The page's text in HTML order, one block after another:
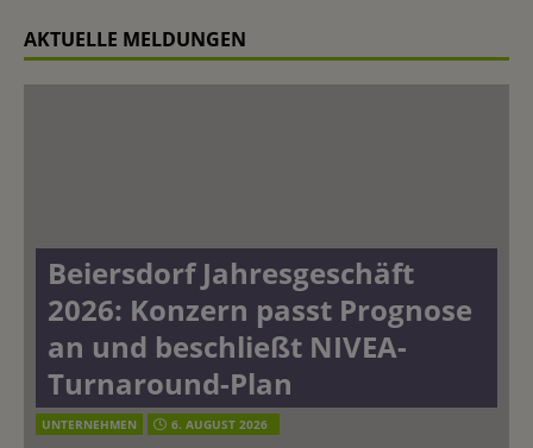
AKTUELLE MELDUNGEN
Beiersdorf Jahresgeschäft
2026: Konzern passt Prognose
an und beschließt NIVEA-
Turnaround-Plan
UNTERNEHMEN 6. AUGUST 2026